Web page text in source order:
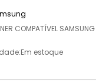
COMPATÍVEL
estoque